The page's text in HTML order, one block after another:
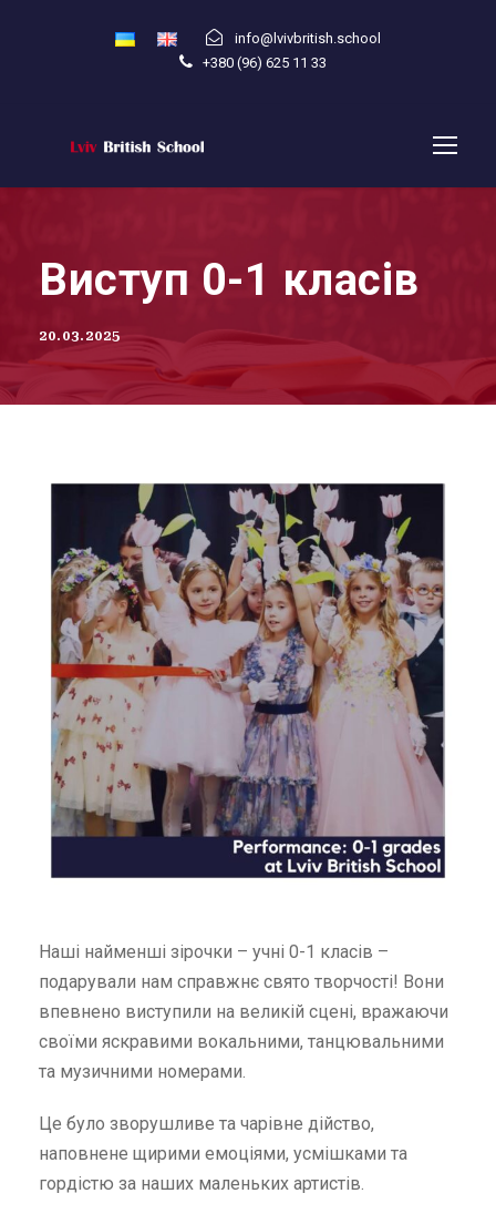
info@lvivbritish.school
+380 (96) 625 11 33
Виступ 0-1 класів
20.03.2025
Наші найменші зірочки – учні 0-1 класів –
подарували нам справжнє свято творчості! Вони
впевнено виступили на великій сцені, вражаючи
своїми яскравими вокальними, танцювальними
та музичними номерами.
Це було зворушливе та чарівне дійство,
наповнене щирими емоціями, усмішками та
гордістю за наших маленьких артистів.